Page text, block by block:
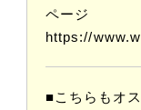
ページ
https://
■こちらもオ